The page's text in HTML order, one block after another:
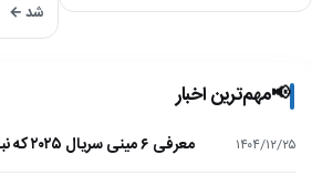
شد ←
📢مهم‌ترین اخبار
۱۴۰۴/۱۲/۲۵ معرفی ۶ مینی سریال ۲۰۲۵ که نباید از دست بدهید!